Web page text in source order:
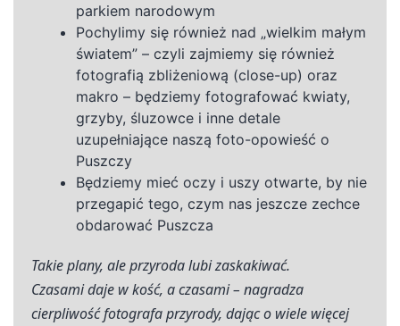
parkiem narodowym
Pochylimy się również nad „wielkim małym
światem” – czyli zajmiemy się również
fotografią zbliżeniową (close-up) oraz
makro – będziemy fotografować kwiaty,
grzyby, śluzowce i inne detale
uzupełniające naszą foto-opowieść o
Puszczy
Będziemy mieć oczy i uszy otwarte, by nie
przegapić tego, czym nas jeszcze zechce
obdarować Puszcza
Takieplany, ale przyroda lubi zaskakiwać.
Czasami daje w kość, a czasami – nagradza
cierpliwość fotografa przyrody, dając o wiele więcej